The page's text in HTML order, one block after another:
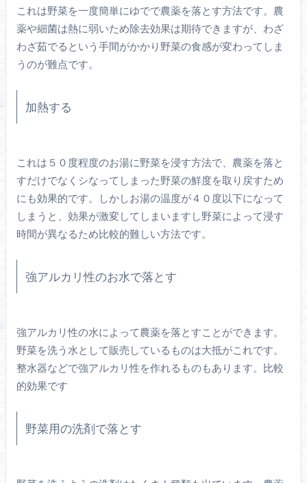
これは野菜を一度簡単にゆでで農薬を落とす方法です。農
薬や細菌は熱に弱いため除去効果は期待できますが、わざ
わざ茹でるという手間がかかり野菜の食感が変わってしま
うのが難点です。
加熱する
これは５０度程度のお湯に野菜を浸す方法で、農薬を落と
すだけでなくシなってしまった野菜の鮮度を取り戻すため
にも効果的です。しかしお湯の温度が４０度以下になって
しまうと、効果が激変してしまいますし野菜によって浸す
時間が異なるため比較的難しい方法です。
強アルカリ性のお水で落とす
強アルカリ性の水によって農薬を落とすことができます。
野菜を洗う水として販売しているものは大抵がこれです。
整水器などで強アルカリ性を作れるものもあります。比較
的効果です
野菜用の洗剤で落とす